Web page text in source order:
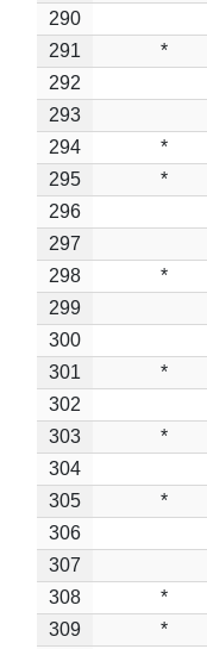
290
291
*
292
293
294
*
295
*
296
297
298
*
299
300
301
*
302
303
*
304
305
*
306
307
308
*
309
*